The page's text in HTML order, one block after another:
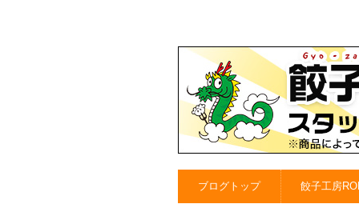
ブログトップ 餃子工房